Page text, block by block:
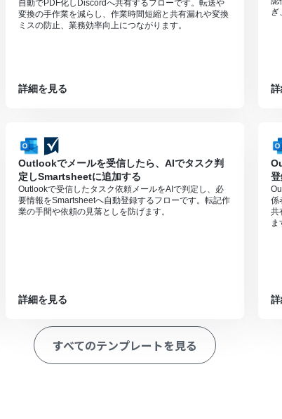
自動でPDF化しDiscordへ共有するフローです。転送や
変換の手作業を減らし、作業時間短縮と共有漏れや変換
ミスの防止、業務効率向上につながります。
詳細を見る
Outlookでメールを受信したら、AIでタスク判
定しSmartsheetに追加する
Outlookで受信したタスク依頼メールをAIで判定し、必
要情報をSmartsheetへ自動登録するフローです。転記作
業の手間や依頼の見落としを防げます。
詳細を見る
係
共
ま
すべてのテンプレートを見る